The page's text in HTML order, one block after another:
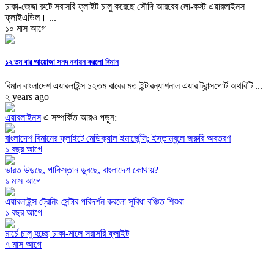
ঢাকা-জেদ্দা রুটে সরাসরি ফ্লাইট চালু করেছে সৌদি আরবের লো-কস্ট এয়ারলাইনস
ফ্লাইএডিল। ...
১০ মাস আগে
১২ তম বার আয়োজা সনদ নবায়ন করলো বিমান
বিমান বাংলাদেশ এয়ারলাইন্স ১২তম বারের মত ইন্টারন্যাশনাল এয়ার ট্রান্সপোর্ট অথরিটি ...
২ years ago
এয়ারলাইনসএ সম্পর্কিত আরও পড়ুন:
বাংলাদেশ বিমানের ফ্লাইটে মেডিক্যাল ইমার্জেন্সি; ইস্তাম্বুলে জরুরি অবতরণ
১ বছর আগে
ভারত উড়ছে, পাকিস্তান ডুবছে, বাংলাদেশ কোথায়?
১ মাস আগে
এয়ারলাইন্স ট্রেনিং সেন্টার পরিদর্শন করলো সুবিধা বঞ্চিত শিশুরা
১ বছর আগে
মার্চে চালু হচ্ছে ঢাকা-মালে সরাসরি ফ্লাইট
৭ মাস আগে